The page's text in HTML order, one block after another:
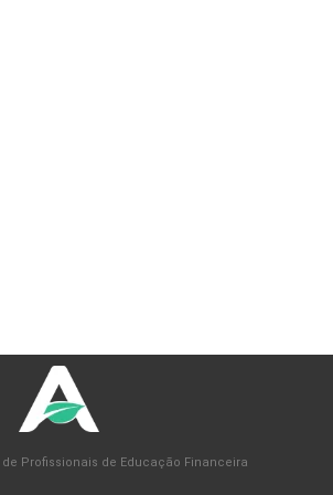
Profissionais de Educação Financeira